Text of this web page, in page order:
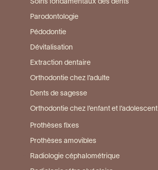
Soins fondamentaux des dents
Parodontologie
Pédodontie
Dévitalisation
Extraction dentaire
Orthodontie chez l’adulte
Dents de sagesse
Orthodontie chez l’enfant et l’adolescent
Prothèses fixes
Prothèses amovibles
Radiologie céphalométrique